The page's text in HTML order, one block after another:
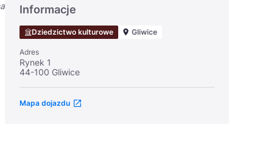
Certyfikaty POT
Restauracje Michelin
Svenska
Informacje
Dziedzictwo kulturowe Gliwice
Adres
Rynek 1
44-100 Gliwice
Mapa dojazdu